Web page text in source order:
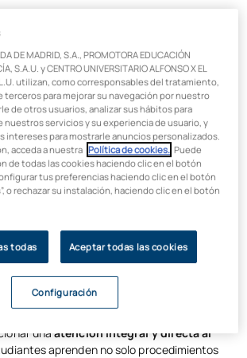
fisiología y bioquímica
para un entendimiento completo del
medida que avanzan en sus estudios, los
en materias más especializadas
farmacología, mientras participan en
que les permiten aplicar teorías en
La formación en Medicina no solo se centra
técnico, sino también en el desarrollo de
y empatía, esenciales para
con pacientes y colegas.
en la carrera de
unaatención integral y directa al
aprenden no solo procedimientos
DE MADRID, S.A., PROMOTORA EDUCACIÓN
S.A.U. y CENTRO UNIVERSITARIO ALFONSO X EL
utilizan, como corresponsables del tratamiento,
terceros para mejorar su navegación por nuestro
de otros usuarios, analizar sus hábitos para
nuestros servicios y su experiencia de usuario, y
intereses para mostrarle anuncios personalizados.
acceda a nuestra Política de cookies. . Puede
de todas las cookies haciendo clic en el botón
tus preferencias haciendo clic en el botón
o rechazar su instalación, haciendo clic en el botón
todas Aceptar todas las cookies
Configuración